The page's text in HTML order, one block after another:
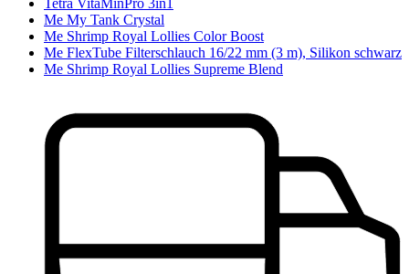
Tetra VitaMinPro 3in1
Me My Tank Crystal
Me Shrimp Royal Lollies Color Boost
Me FlexTube Filterschlauch 16/22 mm (3 m), Silikon schwarz
Me Shrimp Royal Lollies Supreme Blend